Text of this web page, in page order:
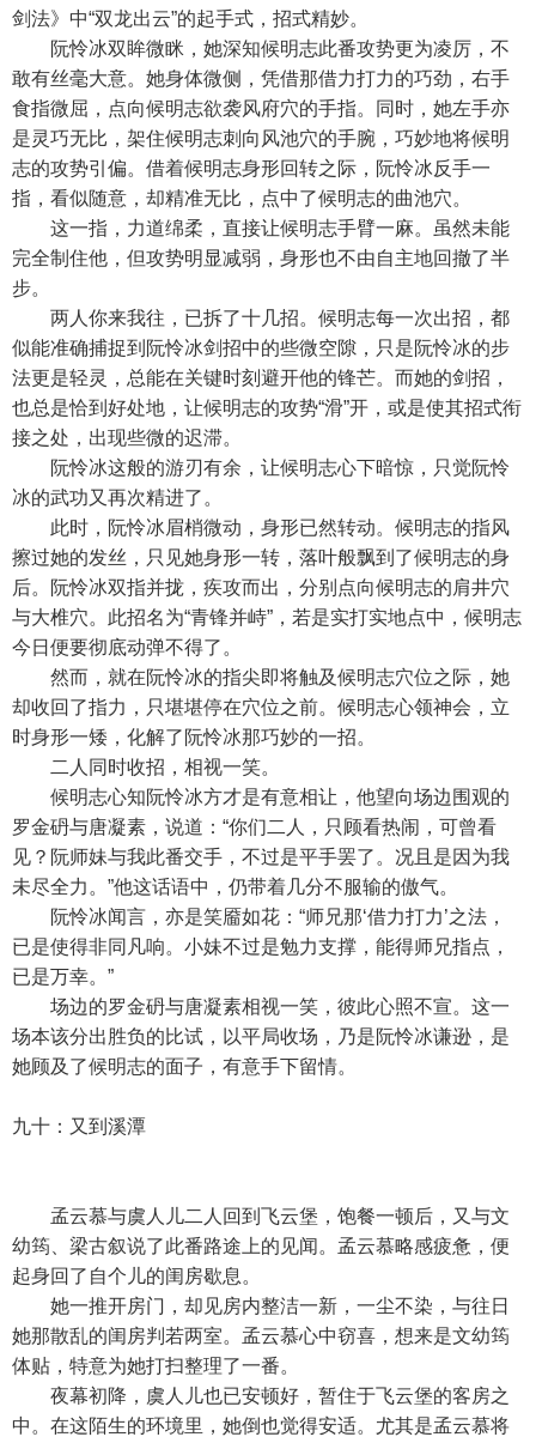
剑法》中“双龙出云”的起手式，招式精妙。
阮怜冰双眸微眯，她深知候明志此番攻势更为凌厉，不
敢有丝毫大意。她身体微侧，凭借那借力打力的巧劲，右手
食指微屈，点向候明志欲袭风府穴的手指。同时，她左手亦
是灵巧无比，架住候明志刺向风池穴的手腕，巧妙地将候明
志的攻势引偏。借着候明志身形回转之际，阮怜冰反手一
指，看似随意，却精准无比，点中了候明志的曲池穴。
这一指，力道绵柔，直接让候明志手臂一麻。虽然未能
完全制住他，但攻势明显减弱，身形也不由自主地回撤了半
步。
两人你来我往，已拆了十几招。候明志每一次出招，都
似能准确捕捉到阮怜冰剑招中的些微空隙，只是阮怜冰的步
法更是轻灵，总能在关键时刻避开他的锋芒。而她的剑招，
也总是恰到好处地，让候明志的攻势“滑”开，或是使其招式衔
接之处，出现些微的迟滞。
阮怜冰这般的游刃有余，让候明志心下暗惊，只觉阮怜
冰的武功又再次精进了。
此时，阮怜冰眉梢微动，身形已然转动。候明志的指风
擦过她的发丝，只见她身形一转，落叶般飘到了候明志的身
后。阮怜冰双指并拢，疾攻而出，分别点向候明志的肩井穴
与大椎穴。此招名为“青锋并峙”，若是实打实地点中，候明志
今日便要彻底动弹不得了。
然而，就在阮怜冰的指尖即将触及候明志穴位之际，她
却收回了指力，只堪堪停在穴位之前。候明志心领神会，立
时身形一矮，化解了阮怜冰那巧妙的一招。
二人同时收招，相视一笑。
候明志心知阮怜冰方才是有意相让，他望向场边围观的
罗金砃与唐凝素，说道：“你们二人，只顾看热闹，可曾看
见？阮师妹与我此番交手，不过是平手罢了。况且是因为我
未尽全力。”他这话语中，仍带着几分不服输的傲气。
阮怜冰闻言，亦是笑靥如花：“师兄那‘借力打力’之法，
已是使得非同凡响。小妹不过是勉力支撑，能得师兄指点，
已是万幸。”
场边的罗金砃与唐凝素相视一笑，彼此心照不宣。这一
场本该分出胜负的比试，以平局收场，乃是阮怜冰谦逊，是
她顾及了候明志的面子，有意手下留情。
九十：又到溪潭
孟云慕与虞人儿二人回到飞云堡，饱餐一顿后，又与文
幼筠、梁古叙说了此番路途上的见闻。孟云慕略感疲惫，便
起身回了自个儿的闺房歇息。
她一推开房门，却见房内整洁一新，一尘不染，与往日
她那散乱的闺房判若两室。孟云慕心中窃喜，想来是文幼筠
体贴，特意为她打扫整理了一番。
夜幕初降，虞人儿也已安顿好，暂住于飞云堡的客房之
中。在这陌生的环境里，她倒也觉得安适。尤其是孟云慕将